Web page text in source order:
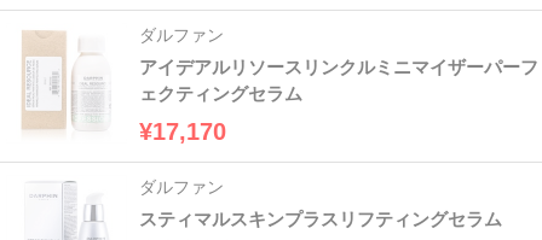
ダルファン
アイデアルリソースリンクルミニマイザーパーフ
ェクティングセラム
¥17,170
ダルファン
スティマルスキンプラスリフティングセラム